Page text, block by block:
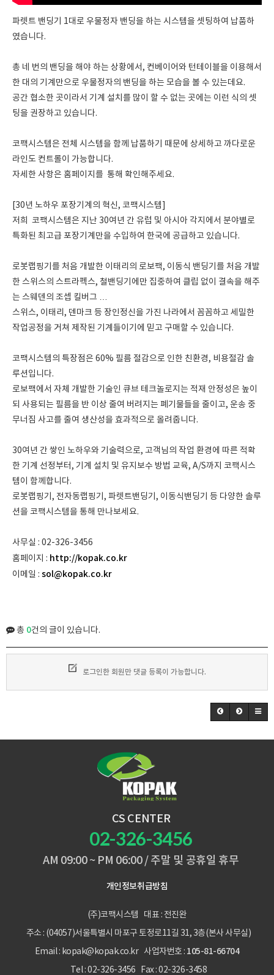
파렛트 밴딩기 1대로 우물정자 밴딩을 하는 시스템을 셋팅하여 납품하
였습니다.
총 네 번의 밴딩을 해야 하는 상황에서, 컨베이어와 턴테이블을 이용해서
한 대의 기계만으로 우물정자의 밴딩을 하는 모습을 볼 수 있는데요.
공간 협소한 곳이라서 기계 설치를 많이 할 수 없는 곳에는 이런 식의 셋
팅을 권장하고 있습니다.
코팩시스템은 전체 시스템을 함께 납품하기 때문에 상세하고 까다로운
라인도 컨트롤이 가능합니다.
자세한 사항은 홈페이지를 통해 확인해주세요.
[30년 노하우 포장기계의 혁신, 코팩시스템]
저희 코팩시스템은 지난 30여년 간 유럽 및 아시아 각지에서 분야별로
특화된 최고급 포장기계만을 수입하여 한국에 공급하고 있습니다.
로봇랩핑기를 처음 개발한 이태리의 로보팩, 이동식 밴딩기를 처음 개발
한 스위스의 스트라펙스, 철밴딩기에만 집중하여 클립 없이 결속을 해주
는 스웨덴의 조셉 킬버그 …
스위스, 이태리, 덴마크 등 장인정신을 가진 나라에서 꼼꼼하고 세밀한
작업공정을 거쳐 제작된 기계들이기에 믿고 구매할 수 있습니다.
코팩시스템의 특장점은 60% 필름 절감으로 인한 친환경, 비용절감 솔
루션입니다.
로보팩에서 자체 개발한 기술인 큐브 테크놀로지는 적재 안정성은 높이
되 사용되는 필름을 반 이상 줄여 버려지는 폐기물들을 줄이고, 운송 중
무너짐 사고를 줄여 생산성을 효과적으로 올려줍니다.
30여년 간 쌓인 노하우와 기술력으로, 고객님의 작업 환경에 따른 적확
한 기계 선정부터, 기계 설치 및 유지보수 방법 교육, A/S까지 코팩시스
템이 함께합니다.
로봇랩핑기, 전자동랩핑기, 파렛트밴딩기, 이동식밴딩기 등 다양한 솔루
션을 코팩시스템을 통해 만나보세요.
사무실 : 02-326-3456
홈페이지 : http://kopak.co.kr​
이메일 : sol@kopak.co.kr
총 0건의 글이 있습니다.
로그인한 회원만 댓글 등록이 가능합니다.
CS CENTER
02-326-3456
AM 09:00 ~ PM 06:00 / 주말 및 공휴일 휴무
개인정보취급방침
(주)코팩시스템
대표 : 전진완
주소 : (04057)서울특별시 마포구 토정로11길 31, 3층(본사 사무실)
Email : kopak@kopak.co.kr 사업자번호 : 105-81-66704
Tel : 02-326-3456 Fax : 02-326-3458